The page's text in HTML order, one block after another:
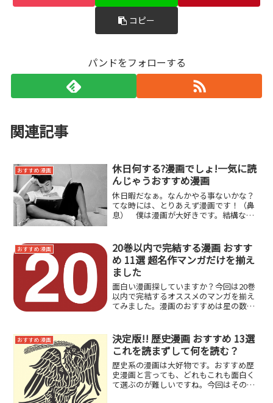
コピー
パンドをフォローする
関連記事
おすすめ 漫画
休日何する?漫画でしょ!一気に読
んじゃうおすすめ漫画
休日暇だなぁ。なんかやる事ないかな？
てな時には、とりあえず漫画です！（鼻
息） 僕は漫画が大好きです。結構な額
が、休日に暇こいてしまったあなたに、
おすすめ漫画をご紹介したい...
おすすめ 漫画
20巻以内で完結する漫画 おすす
め 11選 超名作マンガだけを揃え
ました
面白い漫画探していますか？今回は20巻
以内で完結するオススメのマンガを揃え
てみました。漫画のおすすめは星の数ほ
ルする時は大体一回20冊ぐらいしか借り
られないんです！！...
おすすめ 漫画
決定版!! 歴史漫画 おすすめ 13選
これを読まずして何を読む？
歴史系の漫画は大好物です。おすすめ歴
史漫画と言っても、どれもこれも面白く
て選ぶのが難しいですね。今回はその中